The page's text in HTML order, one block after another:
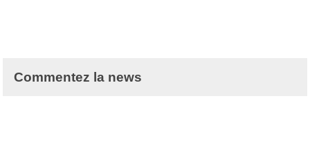
Commentez la news